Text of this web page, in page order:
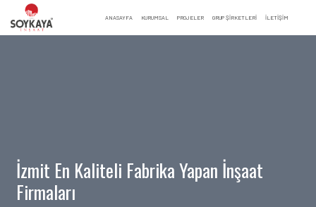
ANASAYFA KURUMSAL PROJELER GRUP ŞİRKETLERİ İLETIŞIM
İzmit En Kaliteli Fabrika Yapan İnşaat
Firmaları